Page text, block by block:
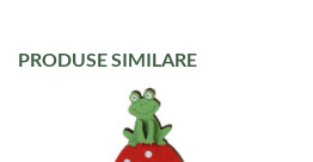
PRODUSE SIMILARE